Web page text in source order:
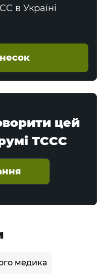
в Україні
цей
ТССС
медика